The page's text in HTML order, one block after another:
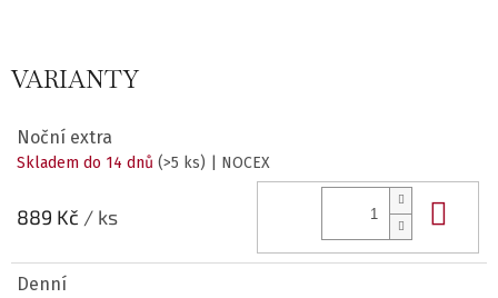
VARIANTY
Noční extra
Skladem do 14 dnů (>5 ks) | NOCEX
889 Kč / ks
Denní